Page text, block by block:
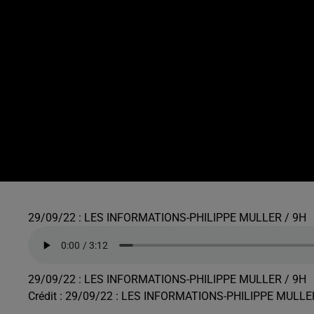
29/09/22 : LES INFORMATIONS-PHILIPPE MULLER / 9H
29/09/22 : LES INFORMATIONS-PHILIPPE MULLER / 9H
Crédit : 29/09/22 : LES INFORMATIONS-PHILIPPE